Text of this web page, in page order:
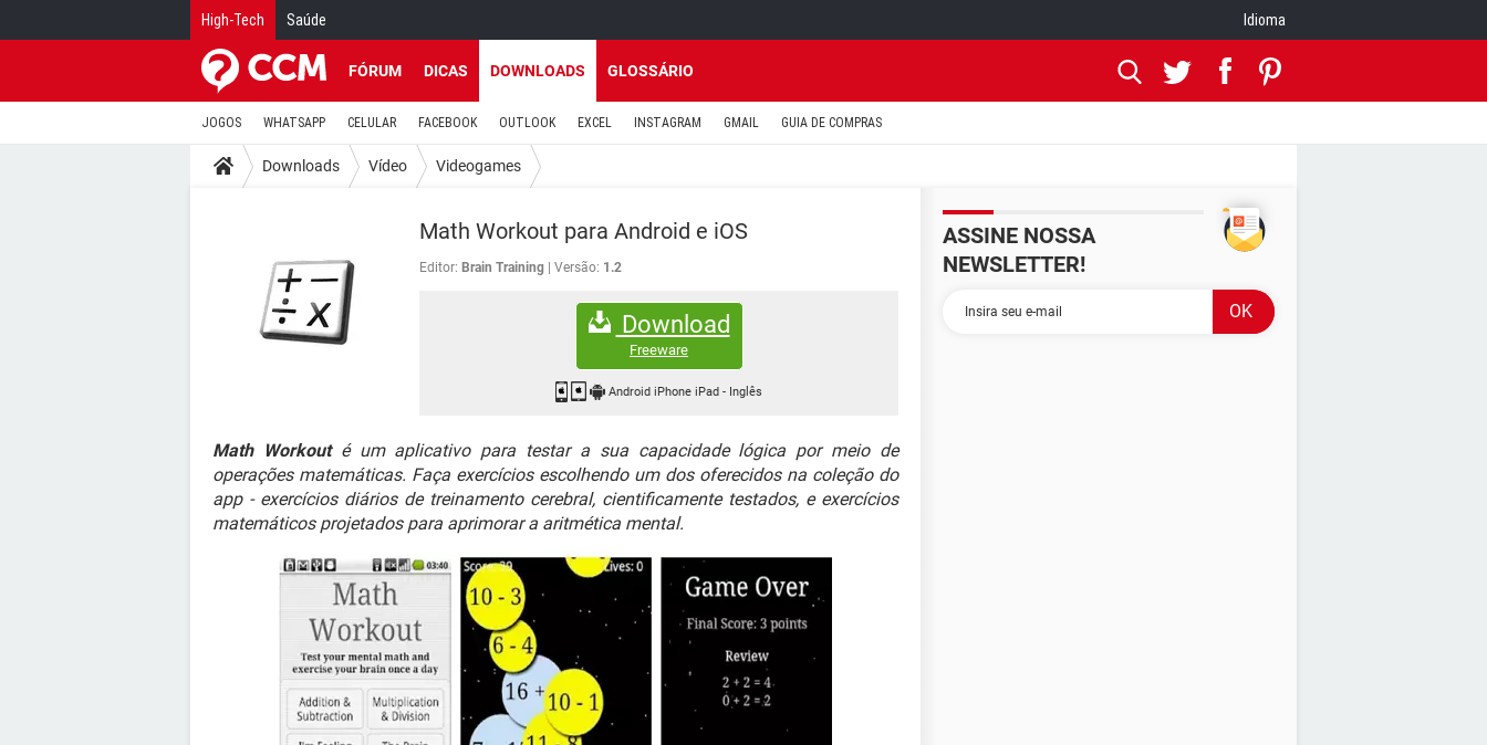
High-Tech Saúde Idioma
FÓRUM DICAS DOWNLOADS GLOSSÁRIO
JOGOS WHATSAPP CELULAR FACEBOOK OUTLOOK EXCEL INSTAGRAM GMAIL GUIA DE COMPRAS
Downloads Vídeo Videogames
Math Workout para Android e iOS
Editor: Brain Training Versão: 1.2
Download
Freeware
Android iPhone iPad - Inglês
Math Workouté um aplicativo para testar a sua capacidade lógica por meio de
operações matemáticas. Faça exercícios escolhendo um dos oferecidos na coleção do
app - exercícios diários de treinamento cerebral, cientificamente testados, e exercícios
matemáticos projetados para aprimorar a aritmética mental.
ASSINE NOSSA
NEWSLETTER!